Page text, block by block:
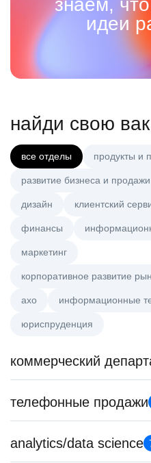
знаем,
идеи
найди свою
все отделы продукты и
развитие бизнеса и продажи
дизайн клиентский
финансы
маркетинг
корпоративное развитие
axo информационные
юриспруденция
коммерческий
Менеджер по работе с
HeadHunter::Коммерческий
з/п не указана
телефонные продажи
Менеджер по продажам в
бизнеса
analytics/data science